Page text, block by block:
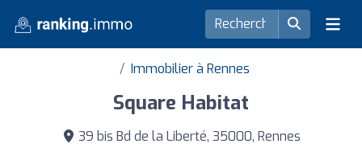
Immobilier à Rennes
Square Habitat
39 bis Bd de la Liberté, 35000, Rennes